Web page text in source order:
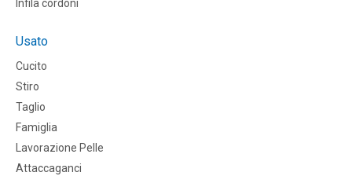
Infila cordoni
Usato
Cucito
Stiro
Taglio
Famiglia
Lavorazione Pelle
Attaccaganci